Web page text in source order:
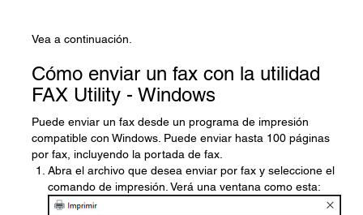
Vea a continuación.
Cómo enviar un fax con la utilidad
FAX Utility - Windows
Puede enviar un fax desde un programa de impresión
compatible con Windows. Puede enviar hasta 100 páginas
por fax, incluyendo la portada de fax.
Abra el archivo que desea enviar por fax y seleccione el
comando de impresión. Verá una ventana como esta: